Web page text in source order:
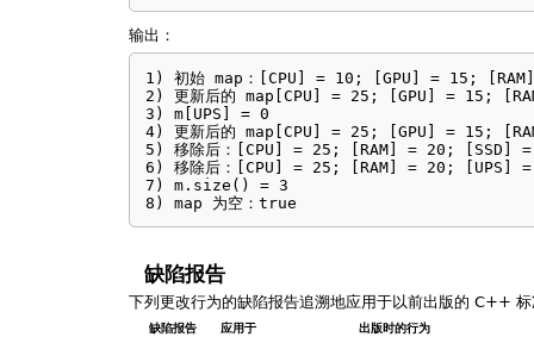
输出：
1) 初始 map：[CPU] = 10; [GPU] = 15;
2) 更新后的 map[CPU] = 25; [GPU] = 15;
3) m[UPS] = 0
4) 更新后的 map[CPU] = 25; [GPU] = 15;
5) 移除后：[CPU] = 25; [RAM] = 20;
6) 移除后：[CPU] = 25; [RAM] = 20; [UPS]
7) m.size() = 3
8) map 为空：true
缺陷报告
下列更改行为的缺陷报告追溯地应用于以前出版的 C++
缺陷报告 应用于
出版时的行为